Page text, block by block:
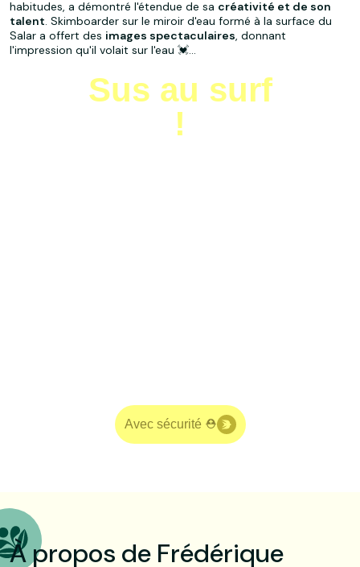
habitudes, a démontré l'étendue de sa créativité et de son
talent. Skimboarder sur le miroir d'eau formé à la surface du
Salar a offert des images spectaculaires, donnant
l'impression qu'il volait sur l'eau 💓...
Sus au surf
!
Avec sécurité ⛑
À propos de Frédérique